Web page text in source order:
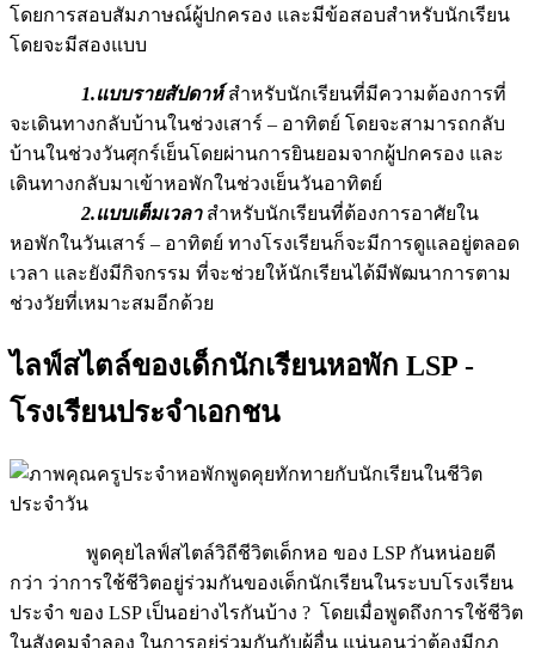
โดยการสอบสัมภาษณ์ผู้ปกครอง และมีข้อสอบสำหรับนักเรียน
โดยจะมีสองแบบ
1.แบบรายสัปดาห์สำหรับนักเรียนที่มีความต้องการที่
จะเดินทางกลับบ้านในช่วงเสาร์ – อาทิตย์ โดยจะสามารถกลับ
บ้านในช่วงวันศุกร์เย็นโดยผ่านการยินยอมจากผู้ปกครอง และ
เดินทางกลับมาเข้าหอพักในช่วงเย็นวันอาทิตย์
2.แบบเต็มเวลาสำหรับนักเรียนที่ต้องการอาศัยใน
หอพักในวันเสาร์ – อาทิตย์ ทางโรงเรียนก็จะมีการดูแลอยู่ตลอด
เวลา และยังมีกิจกรรม ที่จะช่วยให้นักเรียนได้มีพัฒนาการตาม
ช่วงวัยที่เหมาะสมอีกด้วย
ไลฟ์สไตล์ของเด็กนักเรียนหอพัก LSP -
โรงเรียนประจำเอกชน
พูดคุยไลฟ์สไตล์วิถีชีวิตเด็กหอ ของ LSP กันหน่อยดี
กว่า ว่าการใช้ชีวิตอยู่ร่วมกันของเด็กนักเรียนในระบบโรงเรียน
ประจำ ของ LSP เป็นอย่างไรกันบ้าง ? โดยเมื่อพูดถึงการใช้ชีวิต
ในสังคมจำลอง ในการอยู่ร่วมกันกับผู้อื่น แน่นอนว่าต้องมีกฎ